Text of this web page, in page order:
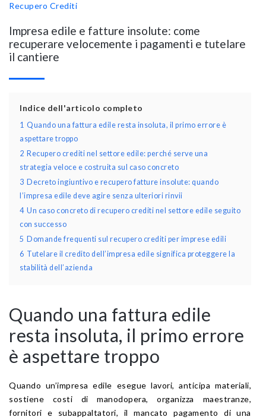
Recupero Crediti
Impresa edile e fatture insolute: come
recuperare velocemente i pagamenti e tutelare
il cantiere
Indice dell'articolo completo
1 Quando una fattura edile resta insoluta, il primo errore è
aspettare troppo
2 Recupero crediti nel settore edile: perché serve una
strategia veloce e costruita sul caso concreto
3 Decreto ingiuntivo e recupero fatture insolute: quando
l’impresa edile deve agire senza ulteriori rinvii
4 Un caso concreto di recupero crediti nel settore edile seguito
con successo
5 Domande frequenti sul recupero crediti per imprese edili
6 Tutelare il credito dell’impresa edile significa proteggere la
stabilità dell’azienda
Quando una fattura edile
resta insoluta, il primo errore
è aspettare troppo
Quando un’impresa edile esegue lavori, anticipa materiali,
sostiene costi di manodopera, organizza maestranze,
fornitori e subappaltatori, il mancato pagamento di una